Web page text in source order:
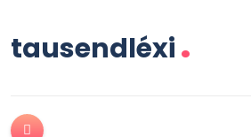
tausendléxi.